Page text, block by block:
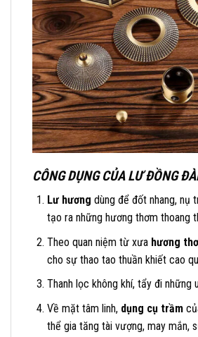
CÔNG DỤNG CỦA LƯ ĐỒNG
Lư hương dùng để đốt nhang, nụ
tạo ra những hương thơm thoang
Theo quan niệm từ xưa hương
cho sự thao tao thuần khiết cao
Thanh lọc không khí, tẩy đi những
Về mặt tâm linh, dụng cụ trầm
thể gia tăng tài vượng, may mắn,